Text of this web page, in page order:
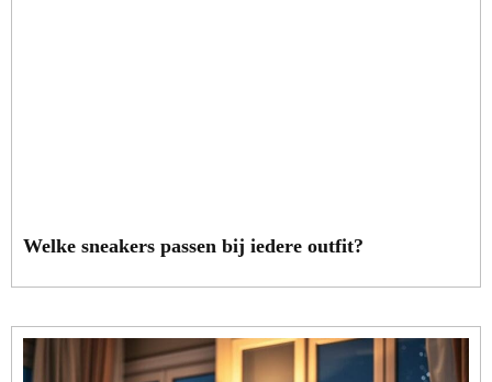
Welke sneakers passen bij iedere outfit?